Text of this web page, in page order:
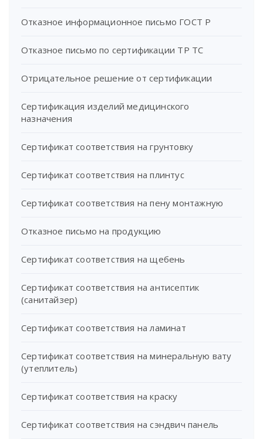
Отказное информационное письмо ГОСТ Р
Отказное письмо по сертификации ТР ТС
Отрицательное решение от сертификации
Сертификация изделий медицинского
назначения
Сертификат соответствия на грунтовку
Сертификат соответствия на плинтус
Сертификат соответствия на пену монтажную
Отказное письмо на продукцию
Сертификат соответствия на щебень
Сертификат соответствия на антисептик
(санитайзер)
Сертификат соответствия на ламинат
Сертификат соответствия на минеральную вату
(утеплитель)
Сертификат соответствия на краску
Сертификат соответствия на сэндвич панель